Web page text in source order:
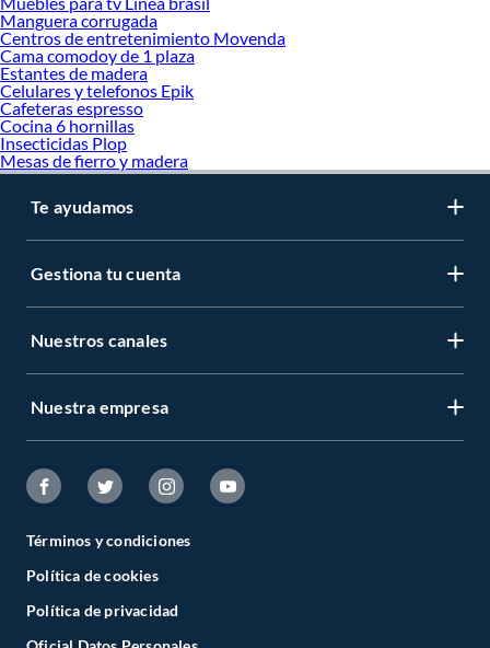
Manguera corrugada
Centros de entretenimiento Movenda
Cama comodoy de 1 plaza
Estantes de madera
Celulares y telefonos Epik
Cafeteras espresso
Cocina 6 hornillas
Insecticidas Plop
Mesas de fierro y madera
Te ayudamos
Gestiona tu cuenta
Nuestros canales
Nuestra empresa
Términos y condiciones
Política de cookies
Política de privacidad